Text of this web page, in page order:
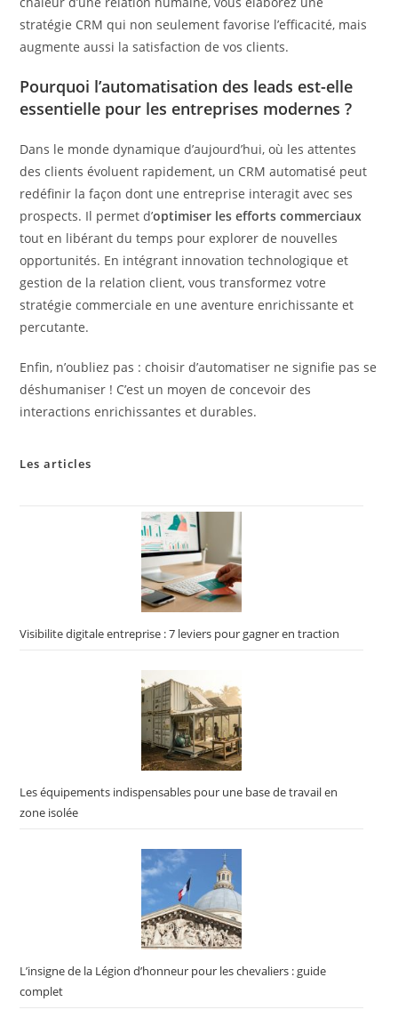
stratégie CRM qui non seulement favorise l’efficacité, mais
augmente aussi la satisfaction de vos clients.
Pourquoi l’automatisation des leads est-elle
essentielle pour les entreprises modernes ?
Dans le monde dynamique d’aujourd’hui, où les attentes
des clients évoluent rapidement, un CRM automatisé peut
redéfinir la façon dont une entreprise interagit avec ses
prospects. Il permet d’optimiser les efforts commerciaux
tout en libérant du temps pour explorer de nouvelles
opportunités. En intégrant innovation technologique et
gestion de la relation client, vous transformez votre
stratégie commerciale en une aventure enrichissante et
percutante.
Enfin, n’oubliez pas : choisir d’automatiser ne signifie pas se
déshumaniser ! C’est un moyen de concevoir des
interactions enrichissantes et durables.
Les articles
Visibilite digitale entreprise : 7 leviers pour gagner en traction
Les équipements indispensables pour une base de travail en
zone isolée
L’insigne de la Légion d’honneur pour les chevaliers : guide
complet